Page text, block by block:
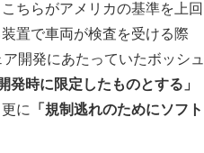
ちらがアメリカの基準を上回
置で車両が検査を受ける際
開発にあたっていたボッシュ
発時に限定したものとする」
に
「規制逃れのためにソフト